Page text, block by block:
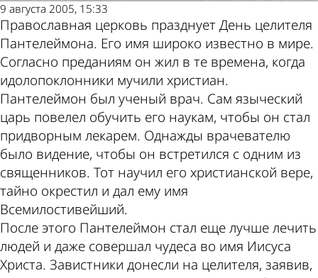
9 августа 2005, 15:33
Православная церковь празднует День целителя
Пантелеймона. Его имя широко известно в мире.
Согласно преданиям он жил в те времена, когда
идолопоклонники мучили христиан.
Пантелеймон был ученый врач. Сам языческий
царь повелел обучить его наукам, чтобы он стал
придворным лекарем. Однажды врачевателю
было видение, чтобы он встретился с одним из
священников. Тот научил его христианской вере,
тайно окрестил и дал ему имя
Всемилостивейший.
После этого Пантелеймон стал еще лучше лечить
людей и даже совершал чудеса во имя Иисуса
Христа. Завистники донесли на целителя, заявив,